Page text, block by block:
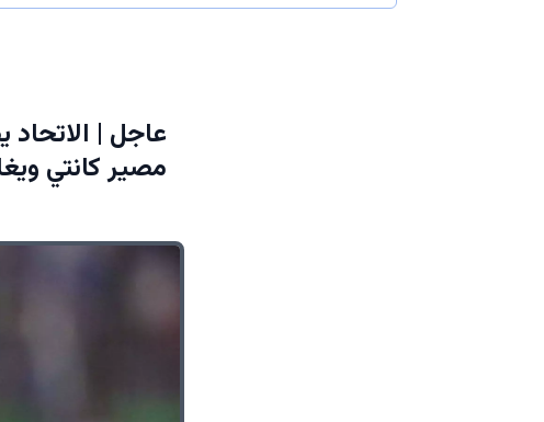
عاجل |
مصير كانتي